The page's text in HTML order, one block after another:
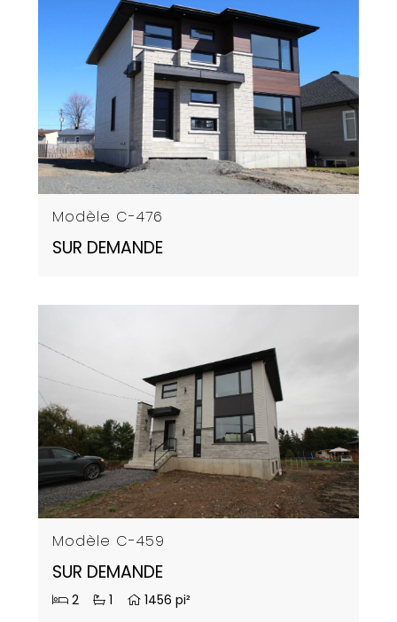
Modèle C-476
SUR DEMANDE
Modèle C-459
SUR DEMANDE
2 1 1456 pi²